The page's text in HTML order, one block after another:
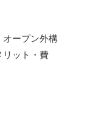
オープン外構
リット・費